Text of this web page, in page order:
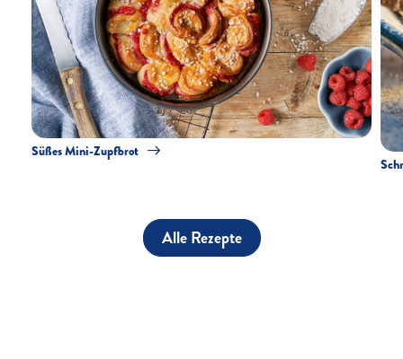
Süßes Mini-Zupfbrot
Alle Rezepte